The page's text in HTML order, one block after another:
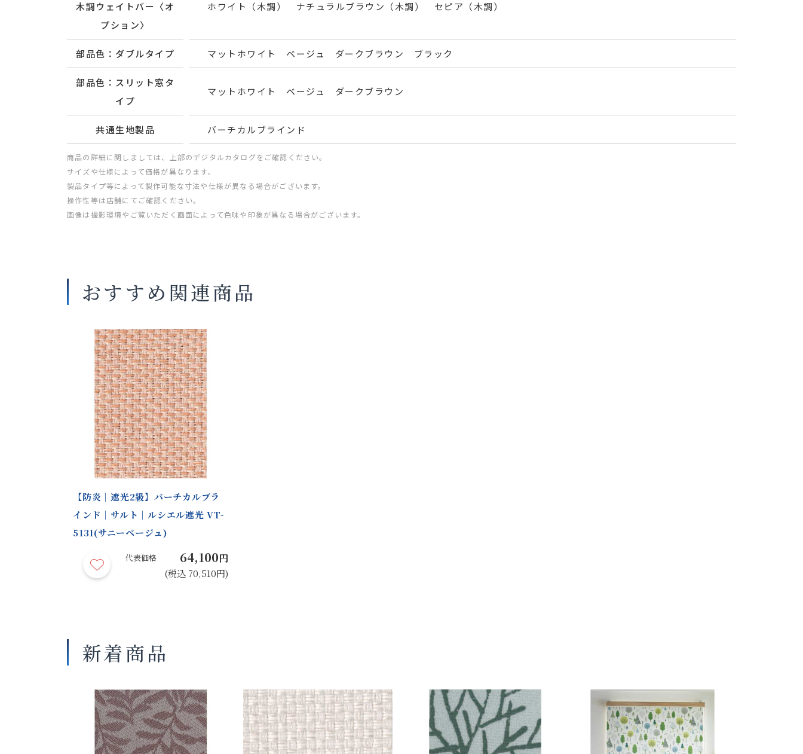
木調ウェイトバー〈オ
プション〉
ホワイト（木調） ナチュラルブラウン（木調） セピア（木調）
部品色：ダブルタイプ マットホワイト ベージュ ダークブラウン ブラック
部品色：スリット窓タ
イプ
マットホワイト ベージュ ダークブラウン
共通生地製品 バーチカルブラインド
商品の詳細に関しましては、上部のデジタルカタログをご確認ください。
サイズや仕様によって価格が異なります。
製品タイプ等によって製作可能な寸法や仕様が異なる場合がございます。
操作性等は店舗にてご確認ください。
画像は撮影環境やご覧いただく画面によって色味や印象が異なる場合がございます。
おすすめ関連商品
【防炎｜遮光2級】バーチカルブラ
インド｜サルト｜ルシエル遮光 VT-
5131(サニーベージュ)
代表価格 64,100円
(税込 70,510円)
新着商品